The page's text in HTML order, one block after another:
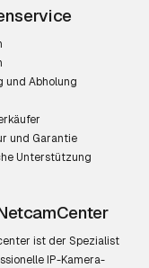
und Abholung
und Garantie
Unterstützung
ist der Spezialist
IP-Kamera-